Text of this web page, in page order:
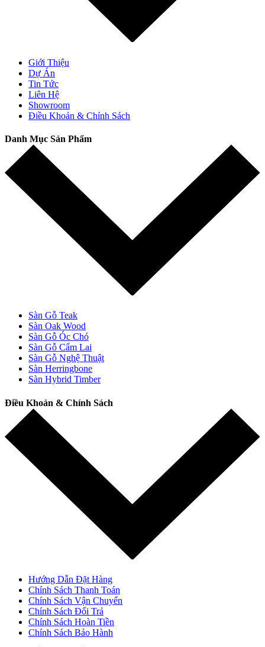
Giới Thiệu
Dự Án
Tin Tức
Liên Hệ
Showroom
Điều Khoản & Chính Sách
Danh Mục Sản Phẩm
Sàn Gỗ Teak
Sàn Oak Wood
Sàn Gỗ Óc Chó
Sàn Gỗ Cẩm Lai
Sàn Gỗ Nghệ Thuật
Sàn Herringbone
Sàn Hybrid Timber
Điều Khoản & Chính Sách
Hướng Dẫn Đặt Hàng
Chính Sách Thanh Toán
Chính Sách Vận Chuyển
Chính Sách Đổi Trả
Chính Sách Hoàn Tiền
Chính Sách Bảo Hành